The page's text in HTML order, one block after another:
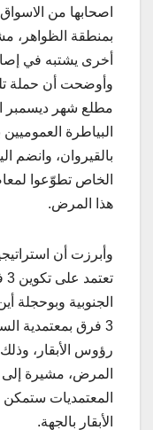
اصحابها من
أخرى يشتبه في
وأوضحت أن حملة
مطلع شهر ديسمبر
البياطرة العموميين
بالقيروان، وانضم
الخاص تطوّعوا
هذا المرض.
وأبرزت أن
الجنوبية وبوحجلة
3 فرق بمعتمدية
رؤوس الأبقار،
المرض، مشيرة إلى
المعتمديات
الأبقار بالجهة.